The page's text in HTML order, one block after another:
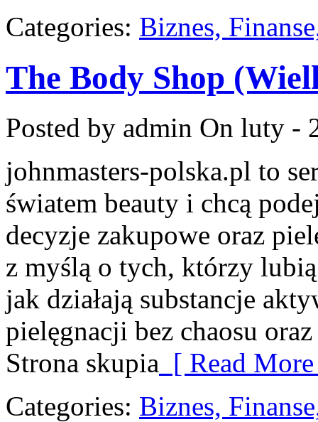
Categories: Biznes,
The Body Shop
Posted by admin On luty -
johnmasters-polska.pl to
światem beauty i chcą
decyzje zakupowe oraz
z myślą o tych, którzy
jak działają substancje
pielęgnacji bez chaosu
Strona skupia [ Read
Categories: Biznes,